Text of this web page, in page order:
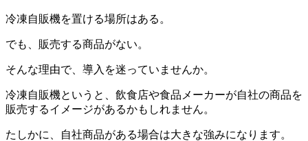
冷凍自販機を置ける場所はある。
でも、販売する商品がない。
そんな理由で、導入を迷っていませんか。
冷凍自販機というと、飲食店や食品メーカーが自社の商品を
販売するイメージがあるかもしれません。
たしかに、自社商品がある場合は大きな強みになります。